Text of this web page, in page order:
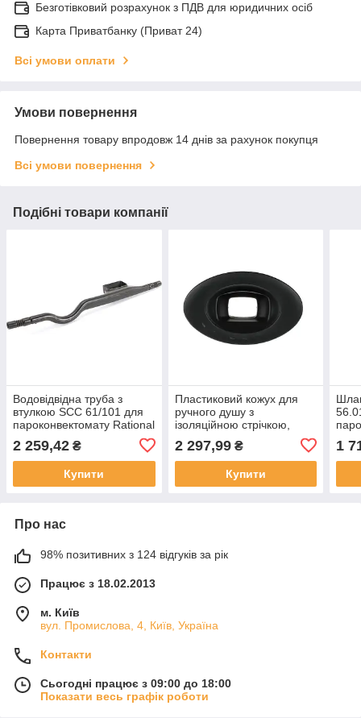
Безготівковий розрахунок з ПДВ для юридичних осіб
Карта Приватбанку (Приват 24)
Всі умови оплати
Умови повернення
Повернення товару впродовж 14 днів за рахунок покупця
Всі умови повернення
Подібні товари компанії
Водовідвідна труба з
втулкою SCC 61/101 для
пароконвектомату Rational
2 259,42 ₴
Купити
Пластиковий кожух для
ручного душу з
ізоляційною стрічкою,
чорний SCC лінія 61-102
для пароконвектомату
Rational 50.00.754
2 297,99₴
Купити
1
Про нас
98% позитивних з 124 відгуків за рік
Працює з 18.02.2013
м. Київ
вул. Промислова, 4, Київ, Україна
Контакти
Сьогодні працює з 09:00 до 18:00
Показати весь графік роботи